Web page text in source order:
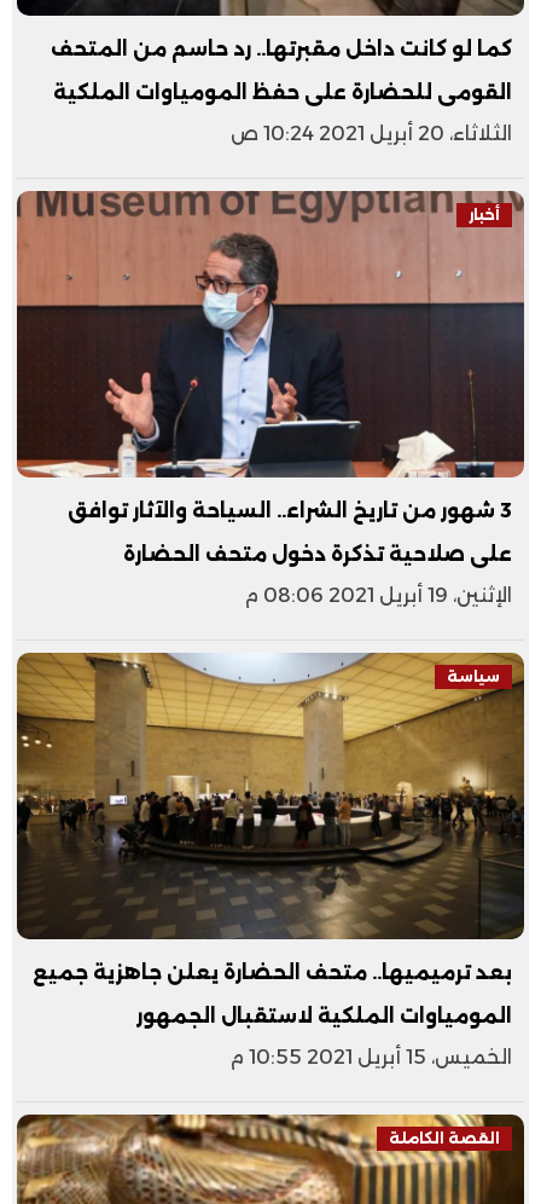
كما لو كانت داخل مقبرتها.. رد حاسم من المتحف
القومى للحضارة على حفظ المومياوات الملكية
الثلاثاء، 20 أبريل 2021 10:24 ص
أخبار
3 شهور من تاريخ الشراء.. السياحة والآثار توافق
على صلاحية تذكرة دخول متحف الحضارة
الإثنين، 19 أبريل 2021 08:06 م
سياسة
بعد ترميميها.. متحف الحضارة يعلن جاهزية جميع
المومياوات الملكية لاستقبال الجمهور
الخميس، 15 أبريل 2021 10:55 م
القصة الكاملة